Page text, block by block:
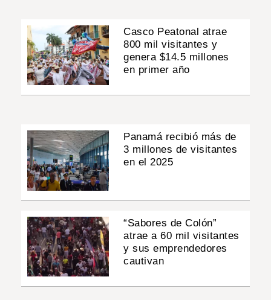
Casco Peatonal atrae
800 mil visitantes y
genera $14.5 millones
en primer año
Panamá recibió más de
3 millones de visitantes
en el 2025
“Sabores de Colón”
atrae a 60 mil visitantes
y sus emprendedores
cautivan